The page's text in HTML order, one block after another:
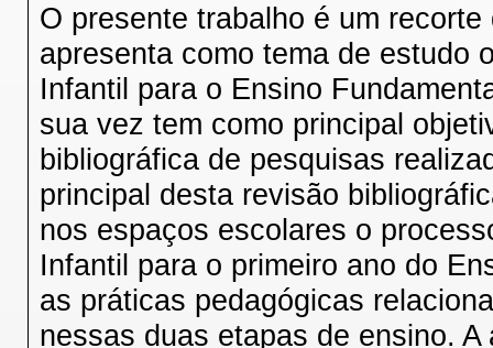
O presente trabalho é um
apresenta como tema de estudo
Infantil para o Ensino
sua vez tem como principal
bibliográfica de pesquisas
principal desta revisão
nos espaços escolares o
Infantil para o primeiro ano do
as práticas pedagógicas
nessas duas etapas de ensino.